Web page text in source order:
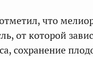
что
от которой
сохранение